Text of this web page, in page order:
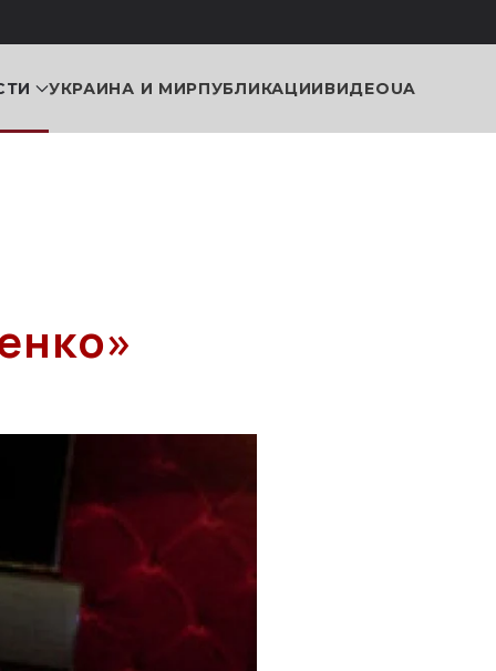
УКРАИНА И МИРПУБЛИКАЦИИВИДЕОUA